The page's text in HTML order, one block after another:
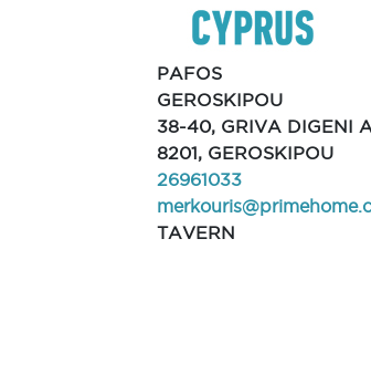
PAFOS
GEROSKIPOU
38-40, GRIVA DIGENI
8201, GEROSKIPOU
26961033
TAVERN